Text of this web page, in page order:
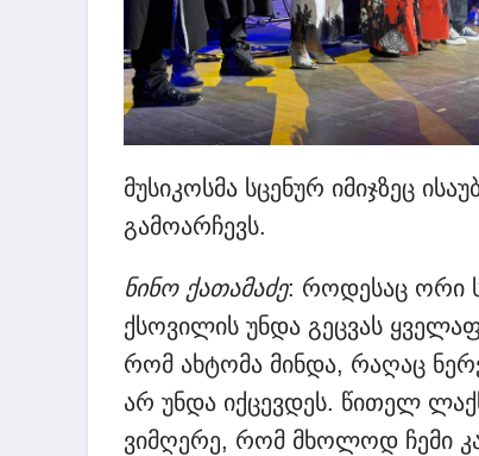
მუსიკოსმა სცენურ იმიჯზეც
გამოარჩევს.
ნინო ქათამაძე: როდესაც ორი
ქსოვილის უნდა გეცვას
რომ ახტომა მინდა, რაღაც
არ უნდა იქცევდეს. წითელ
ვიმღერე, რომ მხოლოდ ჩემი